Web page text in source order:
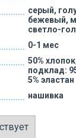
серый,
бежевый,
светло-
0-1 мес
50%
подклад:
5% эластан
нашивка